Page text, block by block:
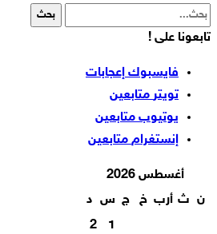
تابعونا على !
فايسبوك إعجابات
تويتر متابعين
يوتيوب متابعين
إنستغرام متابعين
أغسطس 2026
ن ث أرب خ ج س د
1
2